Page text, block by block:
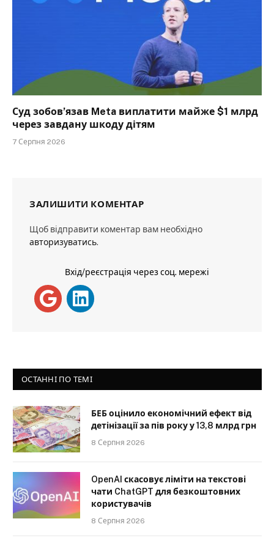
Суд зобов’язав Meta виплатити майже $1 млрд
через завдану шкоду дітям
7 Серпня 2026
ЗАЛИШИТИ КОМЕНТАР
Щоб відправити коментар вам необхідно
авторизуватись.
Вхід/реєстрація через соц. мережі
ОСТАННІ ПО ТЕМІ
БЕБ оцінило економічний ефект від
детінізації за пів року у 13,8 млрд грн
8 Серпня 2026
OpenAI скасовує ліміти на текстові
чати ChatGPT для безкоштовних
користувачів
8 Серпня 2026